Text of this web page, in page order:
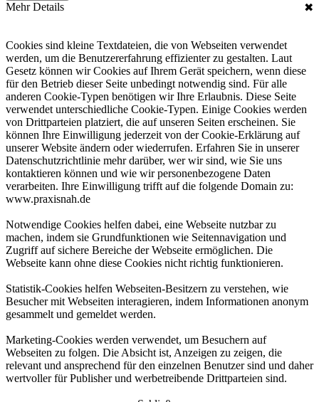
Mehr Details ✖
Cookies sind kleine Textdateien, die von Webseiten verwendet
werden, um die Benutzererfahrung effizienter zu gestalten. Laut
Gesetz können wir Cookies auf Ihrem Gerät speichern, wenn diese
für den Betrieb dieser Seite unbedingt notwendig sind. Für alle
anderen Cookie-Typen benötigen wir Ihre Erlaubnis. Diese Seite
verwendet unterschiedliche Cookie-Typen. Einige Cookies werden
von Drittparteien platziert, die auf unseren Seiten erscheinen. Sie
können Ihre Einwilligung jederzeit von der Cookie-Erklärung auf
unserer Website ändern oder wiederrufen. Erfahren Sie in unserer
Datenschutzrichtlinie mehr darüber, wer wir sind, wie Sie uns
kontaktieren können und wie wir personenbezogene Daten
verarbeiten. Ihre Einwilligung trifft auf die folgende Domain zu:
www.praxisnah.de
Notwendige Cookies helfen dabei, eine Webseite nutzbar zu
machen, indem sie Grundfunktionen wie Seitennavigation und
Zugriff auf sichere Bereiche der Webseite ermöglichen. Die
Webseite kann ohne diese Cookies nicht richtig funktionieren.
Statistik-Cookies helfen Webseiten-Besitzern zu verstehen, wie
Besucher mit Webseiten interagieren, indem Informationen anonym
gesammelt und gemeldet werden.
Marketing-Cookies werden verwendet, um Besuchern auf
Webseiten zu folgen. Die Absicht ist, Anzeigen zu zeigen, die
relevant und ansprechend für den einzelnen Benutzer sind und daher
wertvoller für Publisher und werbetreibende Drittparteien sind.